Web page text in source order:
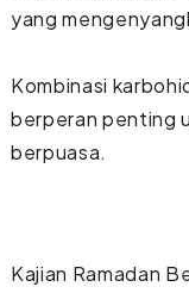
yang
Kombinasi
berperan penting
berpuasa.
Kajian Ramadan